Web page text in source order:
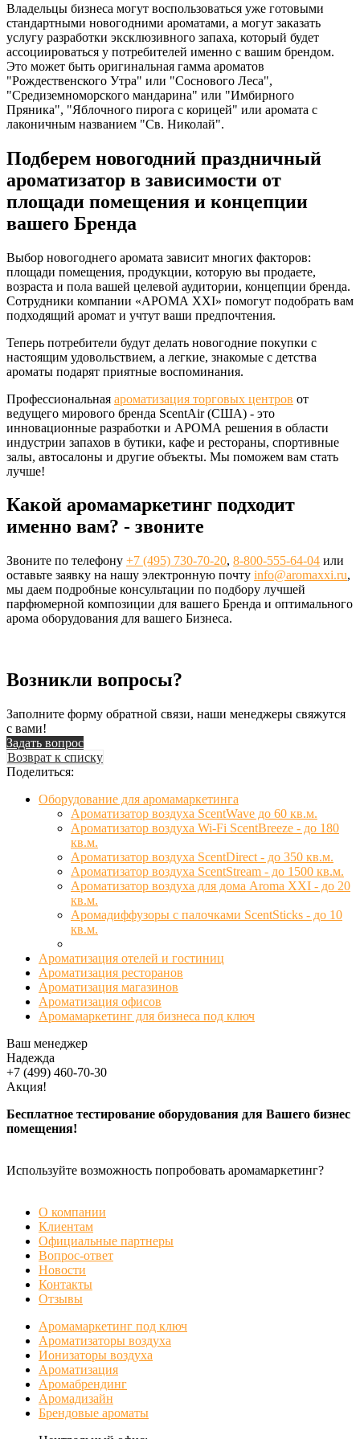
Владельцы бизнеса могут воспользоваться уже готовыми
стандартными новогодними ароматами, а могут заказать
услугу разработки эксклюзивного запаха, который будет
ассоциироваться у потребителей именно с вашим брендом.
Это может быть оригинальная гамма ароматов
"Рождественского Утра" или "Соснового Леса",
"Средиземноморского мандарина" или "Имбирного
Пряника", "Яблочного пирога с корицей" или аромата с
лаконичным названием "Св. Николай".
Подберем новогодний праздничный
ароматизатор в зависимости от
площади помещения и концепции
вашего Бренда
Выбор новогоднего аромата зависит многих факторов:
площади помещения, продукции, которую вы продаете,
возраста и пола вашей целевой аудитории, концепции бренда.
Сотрудники компании «АРОМА XXI» помогут подобрать вам
подходящий аромат и учтут ваши предпочтения.
Теперь потребители будут делать новогодние покупки с
настоящим удовольствием, а легкие, знакомые с детства
ароматы подарят приятные воспоминания.
Профессиональная ароматизация торговых центров от
ведущего мирового бренда ScentAir (США) - это
инновационные разработки и АРОМА решения в области
индустрии запахов в бутики, кафе и рестораны, спортивные
залы, автосалоны и другие объекты. Мы поможем вам стать
лучше!
Какой аромамаркетинг подходит
именно вам? - звоните
Звоните по телефону +7 (495) 730-70-20, 8-800-555-64-04 или
оставьте заявку на нашу электронную почту info@aromaxxi.ru,
мы даем подробные консультации по подбору лучшей
парфюмерной композиции для вашего Бренда и оптимального
арома оборудования для вашего Бизнеса.
Возникли вопросы?
Заполните форму обратной связи, наши менеджеры свяжутся
с вами!
Задать вопрос
Возврат к списку
Поделиться:
Оборудование для аромамаркетинга
Ароматизатор воздуха ScentWave до 60 кв.м.
Ароматизатор воздуха Wi-Fi ScentBreeze - до 180
кв.м.
Ароматизатор воздуха ScentDirect - до 350 кв.м.
Ароматизатор воздуха ScentStream - до 1500 кв.м.
Ароматизатор воздуха для дома Aroma XXI - до 20
кв.м.
Аромадиффузоры с палочками ScentSticks - до 10
кв.м.
Ароматизация отелей и гостиниц
Ароматизация ресторанов
Ароматизация магазинов
Ароматизация офисов
Аромамаркетинг для бизнеса под ключ
Ваш менеджер
Надежда
+7 (499) 460-70-30
Акция!
Бесплатное тестирование оборудования для Вашего бизнес
помещения!
Используйте возможность попробовать аромамаркетинг?
О компании
Клиентам
Официальные партнеры
Вопрос-ответ
Новости
Контакты
Отзывы
Аромамаркетинг под ключ
Ароматизаторы воздуха
Ионизаторы воздуха
Ароматизация
Аромабрендинг
Аромадизайн
Брендовые ароматы